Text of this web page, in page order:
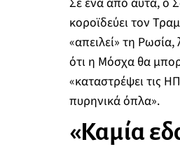
κοροϊδεύει τον
«απειλεί» τη Ρωσία,
ότι η Μόσχα θα
«καταστρέψει τις
πυρηνικά όπλα».
«Καμία